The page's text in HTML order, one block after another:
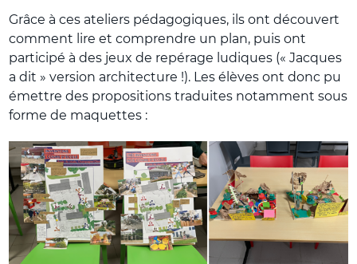
Grâce à ces ateliers pédagogiques, ils ont découvert
comment lire et comprendre un plan, puis ont
participé à des jeux de repérage ludiques (« Jacques
a dit » version architecture !). Les élèves ont donc pu
émettre des propositions traduites notamment sous
forme de maquettes :